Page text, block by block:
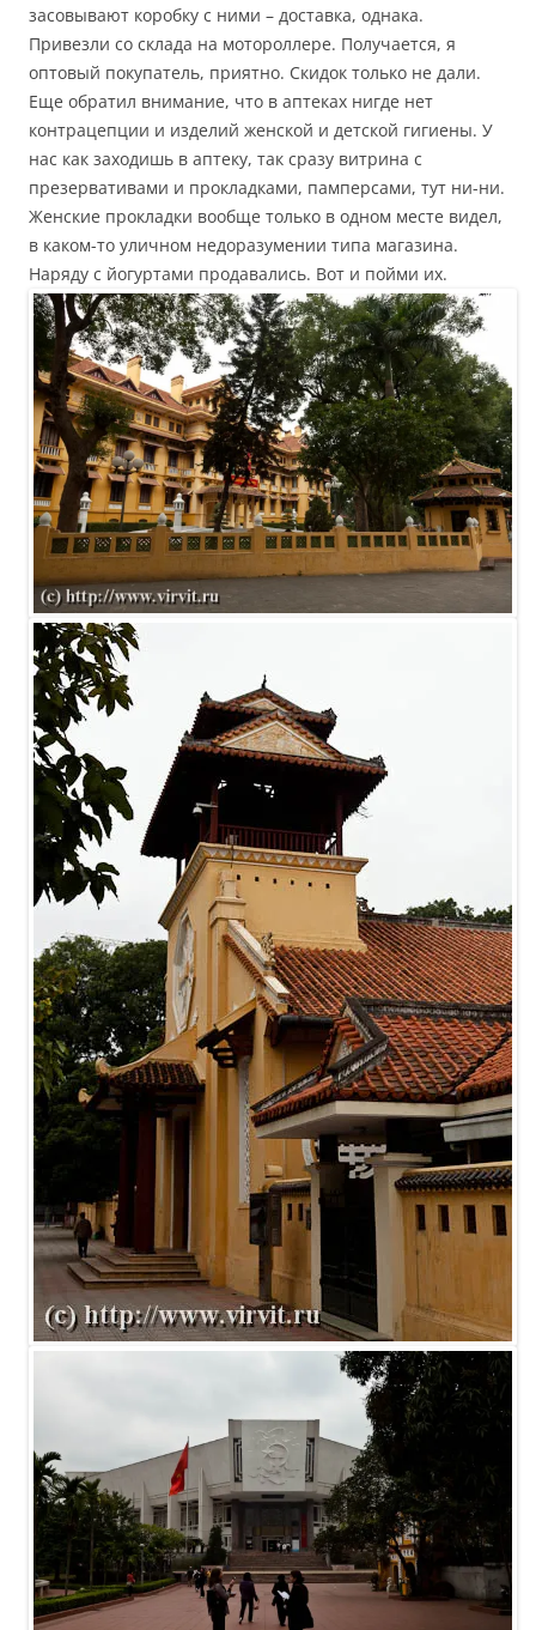
засовывают коробку с ними – доставка, однака.
Привезли со склада на мотороллере. Получается, я
оптовый покупатель, приятно. Скидок только не дали.
Еще обратил внимание, что в аптеках нигде нет
контрацепции и изделий женской и детской гигиены. У
нас как заходишь в аптеку, так сразу витрина с
презервативами и прокладками, памперсами, тут ни-ни.
Женские прокладки вообще только в одном месте видел,
в каком-то уличном недоразумении типа магазина.
Наряду с йогуртами продавались. Вот и пойми их.